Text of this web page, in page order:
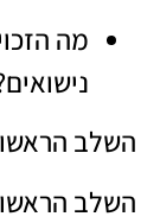
השלב
השלב